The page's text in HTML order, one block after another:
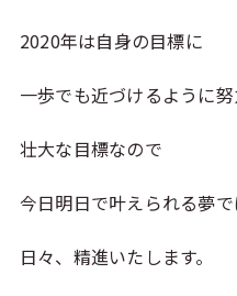
2020年は自身の目標に
一歩でも近づけるように努
壮大な目標なので
今日明日で叶えられる夢
日々、精進いたします。